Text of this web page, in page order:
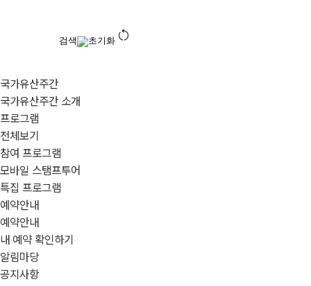
검색 초기화 restart_alt
국가유산주간
국가유산주간 소개
프로그램
전체보기
참여 프로그램
모바일 스탬프투어
특집 프로그램
예약안내
예약안내
내 예약 확인하기
알림마당
공지사항